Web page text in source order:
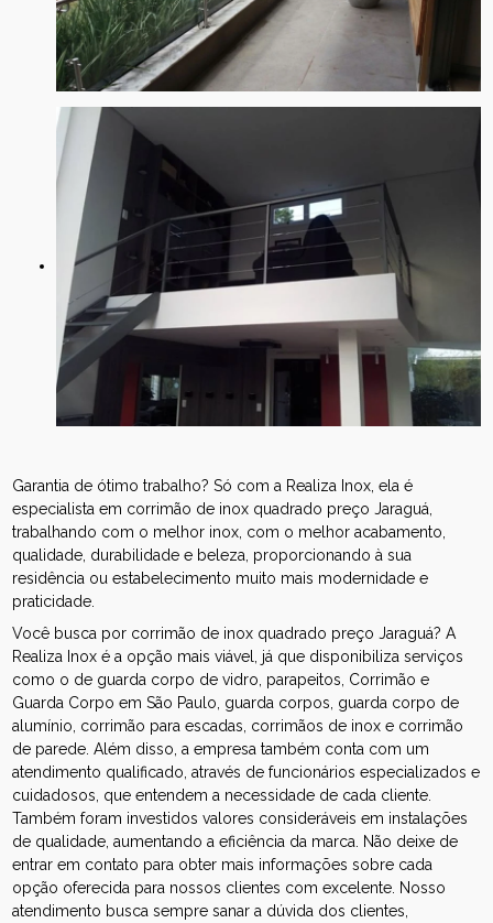
Garantia de ótimo trabalho? Só com a Realiza Inox, ela é
especialista em corrimão de inox quadrado preço Jaraguá,
trabalhando com o melhor inox, com o melhor acabamento,
qualidade, durabilidade e beleza, proporcionando à sua
residência ou estabelecimento muito mais modernidade e
praticidade.
Você busca por corrimão de inox quadrado preço Jaraguá? A
Realiza Inox é a opção mais viável, já que disponibiliza serviços
como o de guarda corpo de vidro, parapeitos, Corrimão e
Guarda Corpo em São Paulo, guarda corpos, guarda corpo de
alumínio, corrimão para escadas, corrimãos de inox e corrimão
de parede. Além disso, a empresa também conta com um
atendimento qualificado, através de funcionários especializados e
cuidadosos, que entendem a necessidade de cada cliente.
Também foram investidos valores consideráveis em instalações
de qualidade, aumentando a eficiência da marca. Não deixe de
entrar em contato para obter mais informações sobre cada
opção oferecida para nossos clientes com excelente. Nosso
atendimento busca sempre sanar a dúvida dos clientes,